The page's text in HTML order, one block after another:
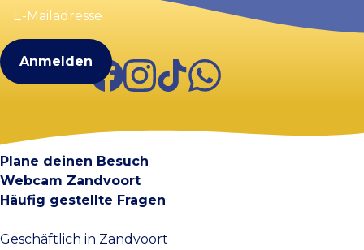
Mailadresse
FacebookInstagram
TikTokWhatsApp
Plane deinen Besuch
Webcam Zandvoort
Häufig gestellte Fragen
Geschäftlich in Zandvoort